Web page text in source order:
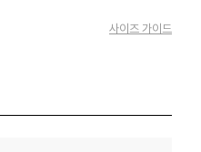
사이즈 가이드